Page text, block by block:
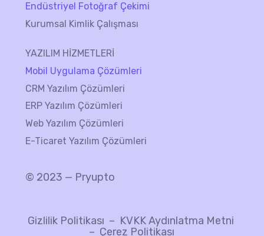
Endüstriyel Fotoğraf Çekimi
Kurumsal Kimlik Çalışması
YAZILIM HİZMETLERİ
Mobil Uygulama Çözümleri
CRM Yazılım Çözümleri
ERP Yazılım Çözümleri
Web Yazılım Çözümleri
E-Ticaret Yazılım Çözümleri
© 2023 — Pryupto
Gizlilik Politikası – KVKK Aydınlatma Metni
– Çerez Politikası